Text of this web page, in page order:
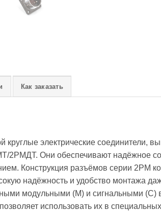
Как заказать
круглые электрические соединители,
2РМДТ. Они обеспечивают надёжное
Конструкция разъёмов серии 2PM
надёжность и удобство монтажа
модульными (М) и сигнальными (С)
использовать их в